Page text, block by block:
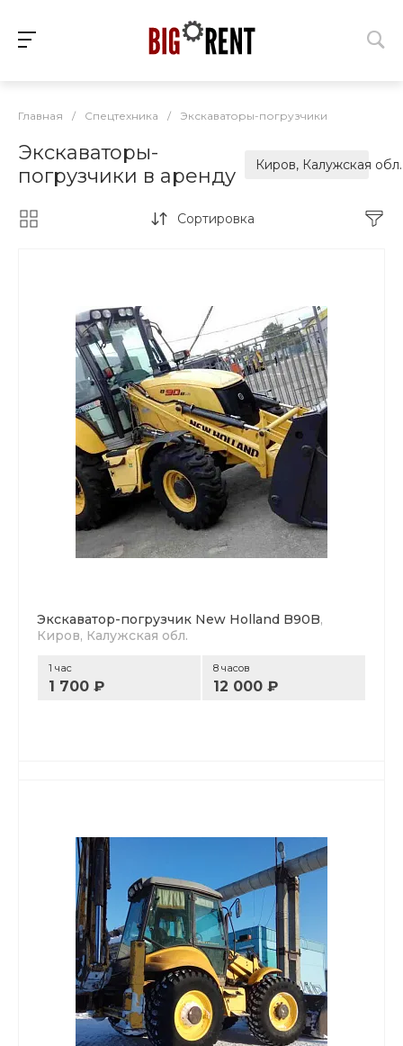
Главная / Спецтехника / Экскаваторы-погрузчики
Экскаваторы-
погрузчики в аренду
Киров, Калужская обл.
Сортировка
Экскаватор-погрузчик New Holland B90B,
Киров, Калужская обл.
1 час
1 700 ₽
8 часов
12 000 ₽